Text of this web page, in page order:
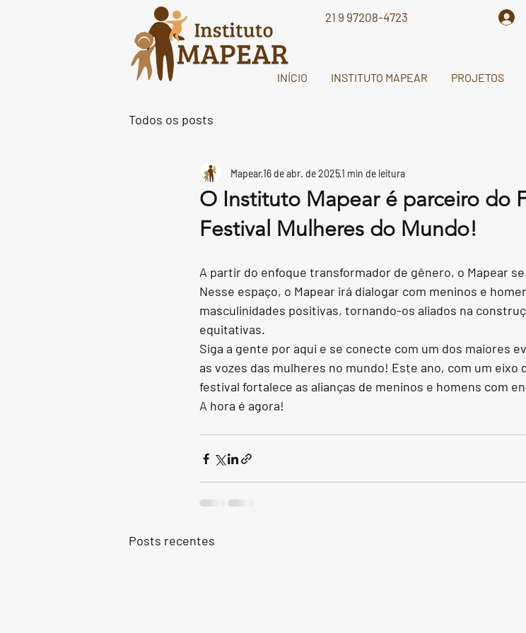
21 9 97208-4723
INÍCIO INSTITUTO MAPEAR PROJETOS
Todos os posts
O Instituto Mapear é parceiro do
Festival Mulheres do Mundo!
Mapear16 de abr. de 20251 min de leitura
A partir do enfoque transformador de gênero, o Mapear
Nesse espaço, o Mapear irá dialogar com meninos e
masculinidades positivas, tornando-os aliados na
equitativas.
Siga a gente por aqui e se conecte com um dos maiores
as vozes das mulheres no mundo! Este ano, com um eixo
festival fortalece as alianças de meninos e homens com
A hora é agora!
Posts recentes